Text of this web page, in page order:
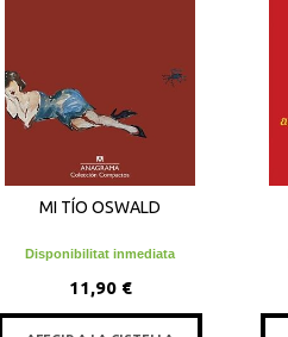
MI TÍO OSWALD
Disponibilitat inmediata
11,90 €